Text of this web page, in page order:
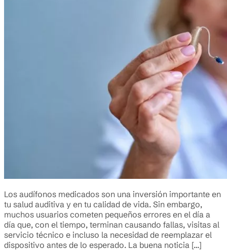
Los audífonos medicados son una inversión importante en
tu salud auditiva y en tu calidad de vida. Sin embargo,
muchos usuarios cometen pequeños errores en el día a
día que, con el tiempo, terminan causando fallas, visitas al
servicio técnico e incluso la necesidad de reemplazar el
dispositivo antes de lo esperado. La buena noticia […]